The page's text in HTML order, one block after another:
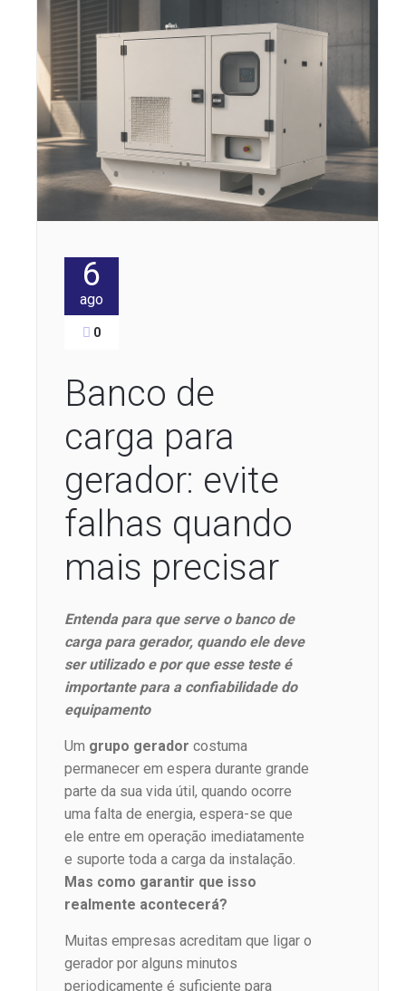
6
ago
0
Banco de
carga para
gerador: evite
falhas quando
mais precisar
Entenda para que serve o banco de
carga para gerador, quando ele deve
ser utilizado e por que esse teste é
importante para a confiabilidade do
equipamento
Um grupo gerador costuma
permanecer em espera durante grande
parte da sua vida útil, quando ocorre
uma falta de energia, espera-se que
ele entre em operação imediatamente
e suporte toda a carga da instalação.
Mas como garantir que isso
realmente acontecerá?
Muitas empresas acreditam que ligar o
gerador por alguns minutos
periodicamente é suficiente para